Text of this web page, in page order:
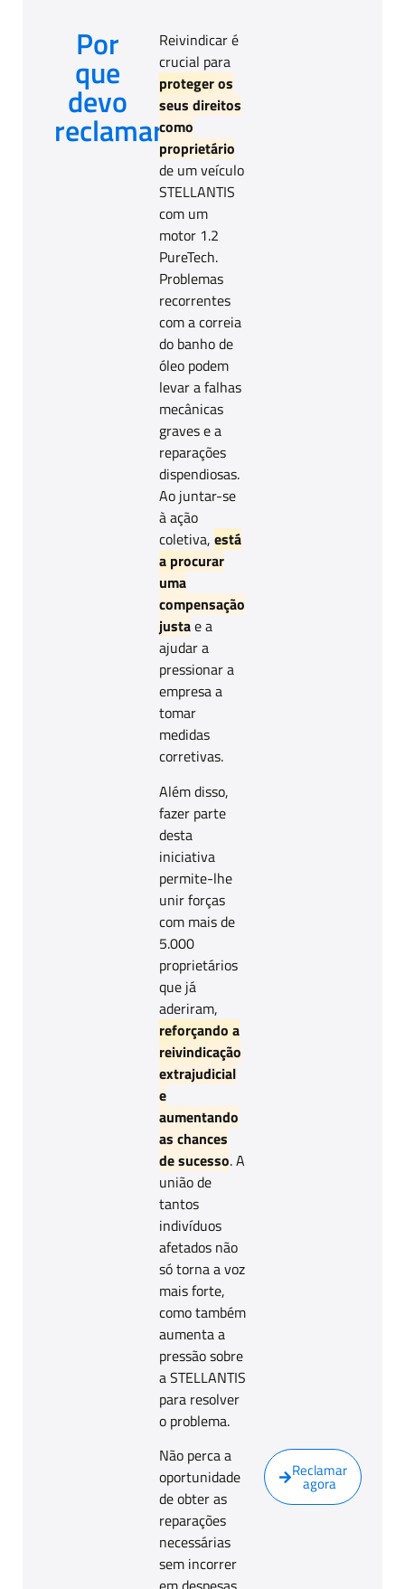
Por
que
devo
reclamar?
Reivindicar é
crucial para
proteger os
seus direitos
como
proprietário
de um veículo
STELLANTIS
com um
motor 1.2
PureTech.
Problemas
recorrentes
com a correia
do banho de
óleo podem
levar a falhas
mecânicas
graves e a
reparações
dispendiosas.
Ao juntar-se
à ação
coletiva, está
a procurar
uma
compensação
justae a
ajudar a
pressionar a
empresa a
tomar
medidas
corretivas.
Além disso,
fazer parte
desta
iniciativa
permite-lhe
unir forças
com mais de
5.000
proprietários
que já
aderiram,
reforçando a
reivindicação
extrajudicial
e
aumentando
as chances
de sucesso. A
união de
tantos
indivíduos
afetados não
só torna a voz
mais forte,
como também
aumenta a
pressão sobre
a STELLANTIS
para resolver
o problema.
Não perca a
oportunidade
de obter as
reparações
necessárias
sem incorrer
Reclamar
agora